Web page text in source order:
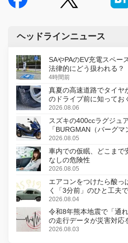
ヘッドラインニュース
SAやPAのEV充電スペー
法律的にどう扱われる？
4時間前
真夏の高速道路でタイヤ
のドライブ前に知ってお
2026.08.06
スズキの400ccラグジュ
「BURGMAN（バーグマ
変更し、8月18日に発売
2026.08.05
車内での仮眠、どこまで
なしの危険性
2026.08.05
エアコンをつけたら酸
く「3分前」のひと工夫
2026.08.04
令和8年熊本地震で「通
の走行データが災害対応
2026.08.03